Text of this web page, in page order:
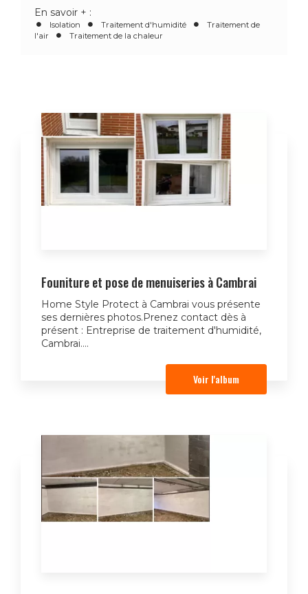
En savoir + :
Isolation Traitement d'humidité
Traitement de
l'air
Traitement de la chaleur
Founiture et pose de menuiseries à Cambrai
Home Style Protect à Cambrai vous présente
ses dernières photos.Prenez contact dès à
présent : Entreprise de traitement d'humidité,
Cambrai....
Voir l'album